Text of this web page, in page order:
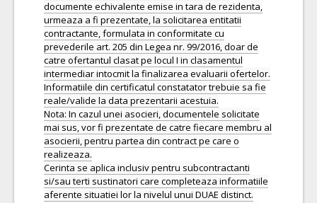
documente echivalente emise in tara de rezidenta,
urmeaza a fi prezentate, la solicitarea entitatii
contractante, formulata in conformitate cu
prevederile art. 205 din Legea nr. 99/2016, doar de
catre ofertantul clasat pe locul I in clasamentul
intermediar intocmit la finalizarea evaluarii ofertelor.
Informatiile din certificatul constatator trebuie sa fie
reale/valide la data prezentarii acestuia.
Nota: In cazul unei asocieri, documentele solicitate
mai sus, vor fi prezentate de catre fiecare membru al
asocierii, pentru partea din contract pe care o
realizeaza.
Cerinta se aplica inclusiv pentru subcontractanti
si/sau terti sustinatori care completeaza informatiile
aferente situatiei lor la nivelul unui DUAE distinct.